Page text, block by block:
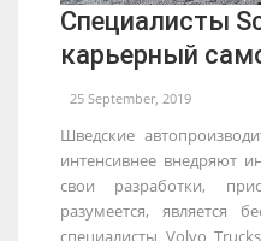
Специалисты
карьерный
25 September, 2019
Шведские
интенсивнее внедряют
свои разработки,
разумеется, является
специалисты Volvo